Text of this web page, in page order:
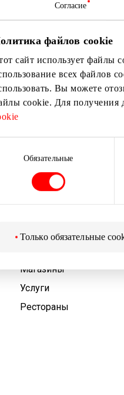
Согласие
файлов cookie
сайт использует файлы
всех файлов
Вы можете
cookie. Для получения
Обязательные
Только обязательные
Магазины
Услуги
Рестораны